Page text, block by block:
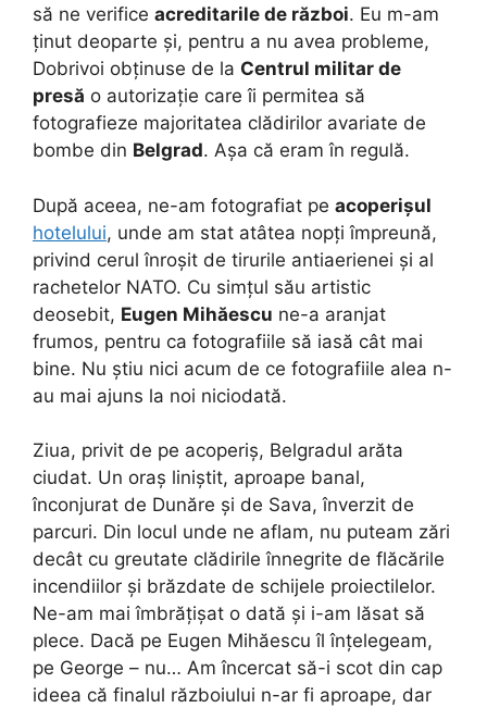
să ne verifice acreditarile de război. Eu m-am
ținut deoparte și, pentru a nu avea probleme,
Dobrivoi obținuse de la Centrul militar de
presă o autorizație care îi permitea să
fotografieze majoritatea clădirilor avariate de
bombe din Belgrad. Așa că eram în regulă.
După aceea, ne-am fotografiat pe acoperișul
hotelului, unde am stat atâtea nopți împreună,
privind cerul înroșit de tirurile antiaerienei și al
rachetelor NATO. Cu simțul său artistic
deosebit, Eugen Mihăescu ne-a aranjat
frumos, pentru ca fotografiile să iasă cât mai
bine. Nu știu nici acum de ce fotografiile alea n-
au mai ajuns la noi niciodată.
Ziua, privit de pe acoperiș, Belgradul arăta
ciudat. Un oraș liniștit, aproape banal,
înconjurat de Dunăre și de Sava, înverzit de
parcuri. Din locul unde ne aflam, nu puteam zări
decât cu greutate clădirile înnegrite de flăcările
incendiilor și brăzdate de schijele proiectilelor.
Ne-am mai îmbrățișat o dată și i-am lăsat să
plece. Dacă pe Eugen Mihăescu îl înțelegeam,
pe George – nu… Am încercat să-i scot din cap
ideea că finalul războiului n-ar fi aproape, dar